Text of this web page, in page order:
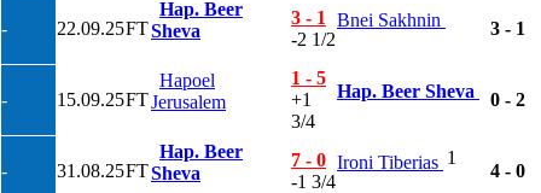
Slovakia
Slovenia
Séc
Síp
Thổ Nhĩ Kỳ
Thụy Sỹ
Ukraina
Wales
- 22.09.25FT
Hap. Beer
Sheva
3 - 1
-2 1/2
Bnei Sakhnin 3 - 1
- 15.09.25FT
Hapoel
Jerusalem
1 - 5
+1
3/4
Hap. Beer Sheva 0 - 2
- 31.08.25FT
Hap. Beer
Sheva
7 - 0
-1 3/4
Ironi Tiberias 1
4 - 0